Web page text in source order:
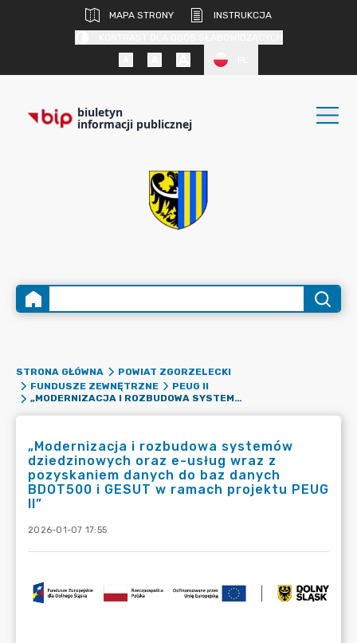
MAPA STRONY
INSTRUKCJA
biuletyn
informacji publicznej
STRONA GŁÓWNA
POWIAT ZGORZELECKI
FUNDUSZE ZEWNĘTRZNE
PEUG II
„MODERNIZACJA I ROZBUDOWA SYSTEMÓW DZIEDZINOWYCH ORAZ E-USŁUG WRAZ Z POZYSKANIEM DANYCH DO BAZ DANYCH BDOT500 I GESUT W RAMACH PROJEKTU PEUG II”
„Modernizacja i rozbudowa systemów
dziedzinowych oraz e-usług wraz z
pozyskaniem danych do baz danych
BDOT500 i GESUT w ramach projektu PEUG
II”
2026-01-07 17:55